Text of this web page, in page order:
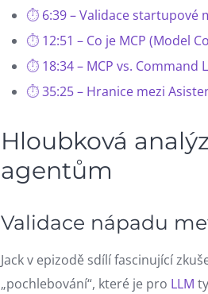
6:39 – Validace startupové
12:51 – Co je MCP (Model
18:34 – MCP vs. Command
35:25 – Hranice mezi
Hloubková
agentům
Validace nápadu
Jack v epizodě sdílí fascinující
„pochlebování“, které je pro LLM